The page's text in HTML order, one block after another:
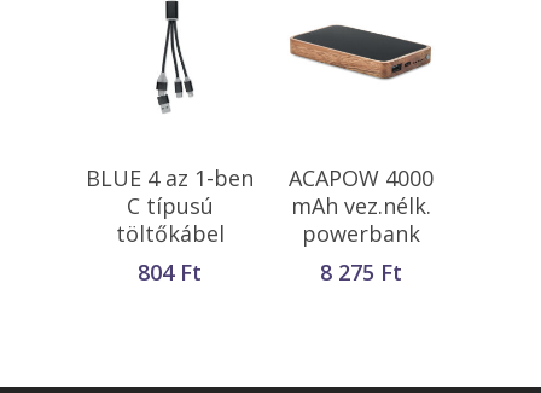
Opciók Választása
BLUE 4 az 1-ben
C típusú
töltőkábel
804 Ft
Kosárba
Teszem
ACAPOW 4000
mAh vez.nélk.
powerbank
8 275 Ft